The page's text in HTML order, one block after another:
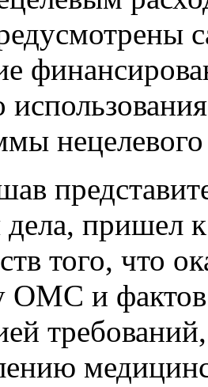
пришел
того, что
ОМС и